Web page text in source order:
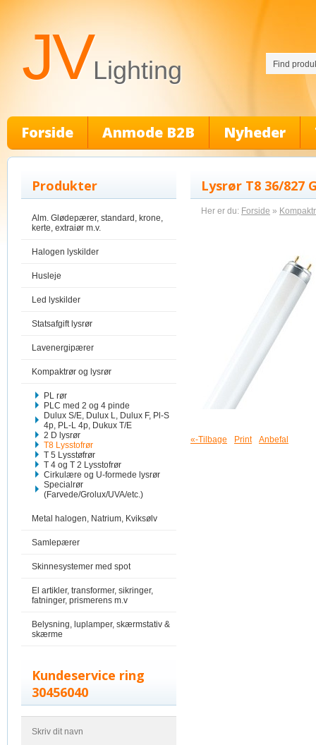
JVLighting
Forside Anmode B2B Nyheder
Produkter
Alm. Glødepærer, standard, krone,
kerte, extraiør m.v.
Halogen lyskilder
Husleje
Led lyskilder
Statsafgift lysrør
Lavenergipærer
Kompaktrør og lysrør
PL rør
PLC med 2 og 4 pinde
Dulux S/E, Dulux L, Dulux F, Pl-S
4p, PL-L 4p, Dukux T/E
2 D lysrør
T8 Lysstofrør
T 5 Lysstøfrør
T 4 og T 2 Lysstofrør
Cirkulære og U-formede lysrør
Specialrør
(Farvede/Grolux/UVA/etc.)
Metal halogen, Natrium, Kviksølv
Samlepærer
Skinnesystemer med spot
El artikler, transformer, sikringer,
fatninger, prismerens m.v
Belysning, luplamper, skærmstativ &
skærme
Kundeservice ring
30456040
Lysrør T8 36/827
Her er du: Forside »
«-Tilbage Print Anbefal